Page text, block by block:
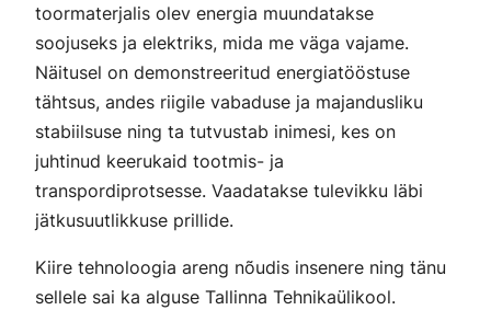
toormaterjalis olev energia muundatakse
soojuseks ja elektriks, mida me väga vajame.
Näitusel on demonstreeritud energiatööstuse
tähtsus, andes riigile vabaduse ja majandusliku
stabiilsuse ning ta tutvustab inimesi, kes on
juhtinud keerukaid tootmis- ja
transpordiprotsesse. Vaadatakse tulevikku läbi
jätkusuutlikkuse prillide.
Kiire tehnoloogia areng nõudis insenere ning tänu
sellele sai ka alguse Tallinna Tehnikaülikool.